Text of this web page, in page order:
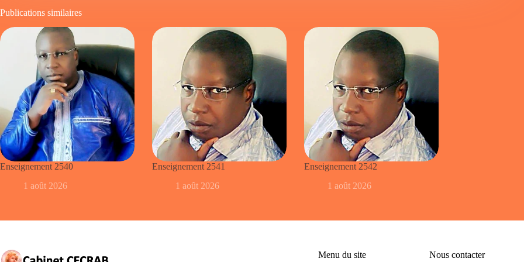
Publications similaires
Enseignement 2540
1 août 2026
Enseignement 2541
1 août 2026
Enseignement 2542
1 août 2026
Menu du site Nous contacter